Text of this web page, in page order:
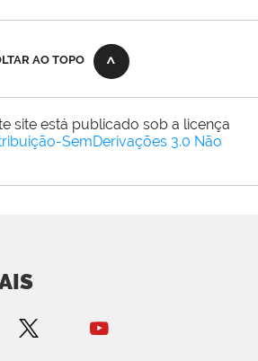
AO TOPO
site está publicado sob a licença
SemDerivações 3.0 Não